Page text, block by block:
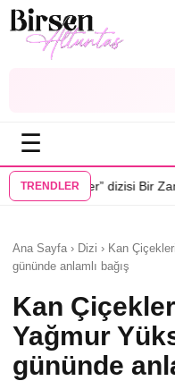
☰
TRENDLER
Bir Zamanlar Çukurova’nın
Ana Sayfa › Dizi › Kan
gününde anlamlı bağış
Kan
Yağmur
gününde